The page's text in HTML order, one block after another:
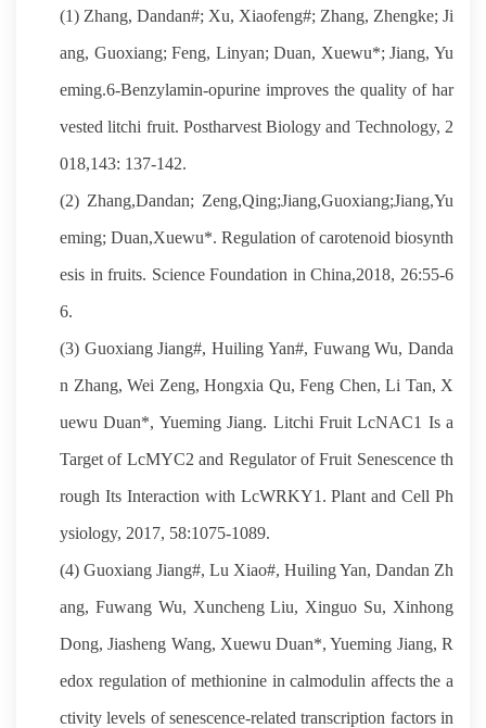
(1) Zhang, Dandan#; Xu, Xiaofeng#; Zhang, Zhengke; Ji
ang, Guoxiang; Feng, Linyan; Duan, Xuewu*; Jiang, Yu
eming.6-Benzylamin-opurine improves the quality of har
vested litchi fruit. Postharvest Biology and Technology, 2
018,143: 137-142.
(2) Zhang,Dandan; Zeng,Qing;Jiang,Guoxiang;Jiang,Yu
eming; Duan,Xuewu*. Regulation of carotenoid biosynth
esis in fruits. Science Foundation in China,2018, 26:55-6
6.
(3) Guoxiang Jiang#, Huiling Yan#, Fuwang Wu, Danda
n Zhang, Wei Zeng, Hongxia Qu, Feng Chen, Li Tan, X
uewu Duan*, Yueming Jiang. Litchi Fruit LcNAC1 Is a
Target of LcMYC2 and Regulator of Fruit Senescence th
rough Its Interaction with LcWRKY1. Plant and Cell Ph
ysiology, 2017, 58:1075-1089.
(4) Guoxiang Jiang#, Lu Xiao#, Huiling Yan, Dandan Zh
ang, Fuwang Wu, Xuncheng Liu, Xinguo Su, Xinhong
Dong, Jiasheng Wang, Xuewu Duan*, Yueming Jiang, R
edox regulation of methionine in calmodulin affects the a
ctivity levels of senescence-related transcription factors in